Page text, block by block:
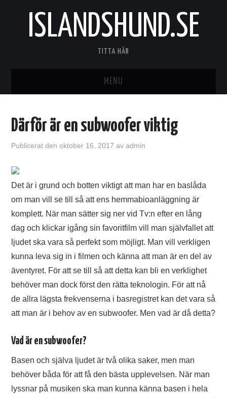
ISLANDSHUND.SE
TITTA HÄR
MENU
Därför är en subwoofer viktig
Publicerat denoktober 16, 2017 avadmin
Det är i grund och botten viktigt att man har en baslåda
om man vill se till så att ens hemmabioanläggning är
komplett. När man sätter sig ner vid Tv:n efter en lång
dag och klickar igång sin favoritfilm vill man självfallet att
ljudet ska vara så perfekt som möjligt. Man vill verkligen
kunna leva sig in i filmen och känna att man är en del av
äventyret. För att se till så att detta kan bli en verklighet
behöver man dock först den rätta teknologin. För att nå
de allra lägsta frekvenserna i basregistret kan det vara så
att man är i behov av en subwoofer. Men vad är då detta?
Vad är en subwoofer?
Basen och själva ljudet är två olika saker, men man
behöver båda för att få den bästa upplevelsen. När man
lyssnar på musiken ska man kunna känna basen i hela